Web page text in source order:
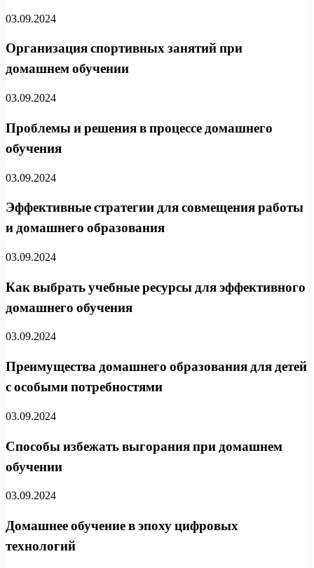
03.09.2024
Организация спортивных занятий при
домашнем обучении
03.09.2024
Проблемы и решения в процессе домашнего
обучения
03.09.2024
Эффективные стратегии для совмещения работы
и домашнего образования
03.09.2024
Как выбрать учебные ресурсы для эффективного
домашнего обучения
03.09.2024
Преимущества домашнего образования для детей
с особыми потребностями
03.09.2024
Способы избежать выгорания при домашнем
обучении
03.09.2024
Домашнее обучение в эпоху цифровых
технологий